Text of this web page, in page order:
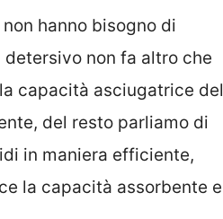
non hanno bisogno di
non fa altro che
capacità asciugatrice del
del resto parliamo di
in maniera efficiente,
la capacità assorbente e